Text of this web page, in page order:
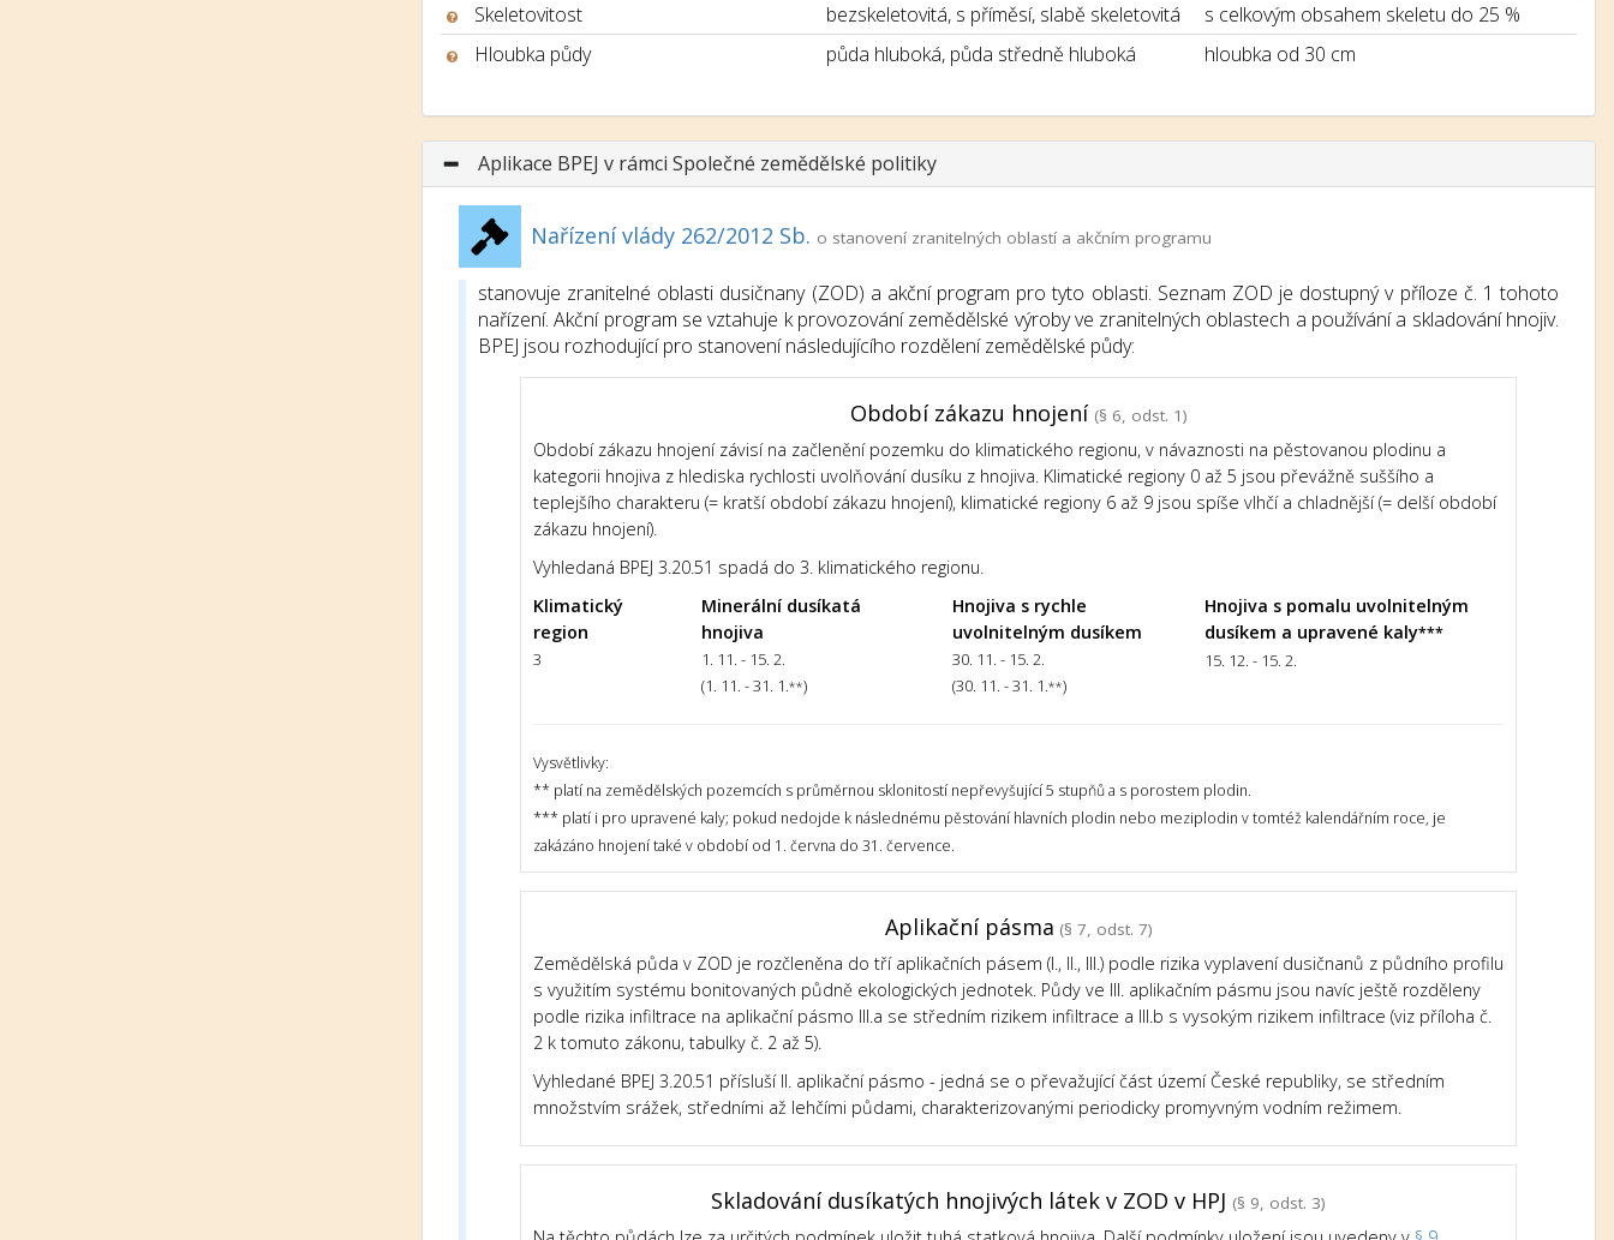
Skeletovitost bezskeletovitá, s příměsí, slabě skeletovitá
s celkovým obsahem skeletu do 25 %
Hloubka půdy
půda hluboká, půda středně hluboká hloubka od 30 cm
Aplikace BPEJ v rámci Společné zemědělské politiky
Nařízení vlády 262/2012 Sb. o stanovení zranitelných oblastí a akčním programu
stanovuje zranitelné oblasti dusičnany (ZOD) a akční program pro tyto oblasti. Seznam ZOD je dostupný v příloze č. 1 tohoto
nařízení. Akční program se vztahuje k provozování zemědělské výroby ve zranitelných oblastech a používání a skladování hnojiv.
BPEJ jsou rozhodující pro stanovení následujícího rozdělení zemědělské půdy:
Období zákazu hnojení (§ 6, odst. 1)
Období zákazu hnojení závisí na začlenění pozemku do klimatického regionu, v návaznosti na pěstovanou plodinu a
kategorii hnojiva z hlediska rychlosti uvolňování dusíku z hnojiva. Klimatické regiony 0 až 5 jsou převážně suššího a
teplejšího charakteru (= kratší období zákazu hnojení), klimatické regiony 6 až 9 jsou spíše vlhčí a chladnější (= delší období
zákazu hnojení).
Vyhledaná BPEJ 3.20.51 spadá do 3. klimatického regionu.
Klimatický
region
3
Minerální dusíkatá
hnojiva
1. 11. - 15. 2.
(1. 11. - 31. 1.**)
Hnojiva s rychle
uvolnitelným dusíkem
30. 11. - 15. 2.
(30. 11. - 31. 1.**)
Hnojiva s pomalu uvolnitelným
dusíkem a upravené kaly***
15. 12. - 15. 2.
Vysvětlivky:
** platí na zemědělských pozemcích s průměrnou sklonitostí nepřevyšující 5 stupňů a s porostem plodin.
*** platí i pro upravené kaly; pokud nedojde k následnému pěstování hlavních plodin nebo meziplodin v tomtéž kalendářním roce, je
zakázáno hnojení také v období od 1. června do 31. července.
Aplikační pásma (§ 7, odst. 7)
Zemědělská půda v ZOD je rozčleněna do tří aplikačních pásem (I., II., III.) podle rizika vyplavení dusičnanů z půdního profilu
s využitím systému bonitovaných půdně ekologických jednotek. Půdy ve III. aplikačním pásmu jsou navíc ještě rozděleny
podle rizika infiltrace na aplikační pásmo III.a se středním rizikem infiltrace a III.b s vysokým rizikem infiltrace (viz příloha č.
2 k tomuto zákonu, tabulky č. 2 až 5).
Vyhledané BPEJ 3.20.51 přísluší II. aplikační pásmo - jedná se o převažující část území České republiky, se středním
množstvím srážek, středními až lehčími půdami, charakterizovanými periodicky promyvným vodním režimem.
Skladování dusíkatých hnojivých látek v ZOD v HPJ (§ 9, odst. 3)